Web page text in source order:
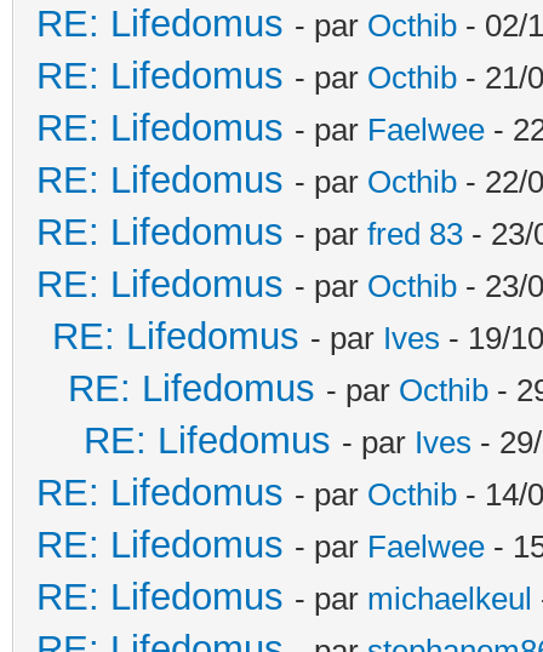
RE: Lifedomus - par Octhib - 02/
RE: Lifedomus - par Octhib - 21/
RE: Lifedomus - par Faelwee -
RE: Lifedomus - par Octhib - 22/
RE: Lifedomus - par fred 83 - 23/
RE: Lifedomus - par Octhib - 23/
RE: Lifedomus - par Ives - 19/
RE: Lifedomus - par Octhib -
RE: Lifedomus - par Ives -
RE: Lifedomus - par Octhib - 14/
RE: Lifedomus - par Faelwee -
RE: Lifedomus - par michaelkeul